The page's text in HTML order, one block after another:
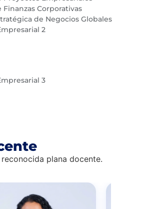
Finanzas Corporativas
de Negocios Globales
2
3
plana docente.